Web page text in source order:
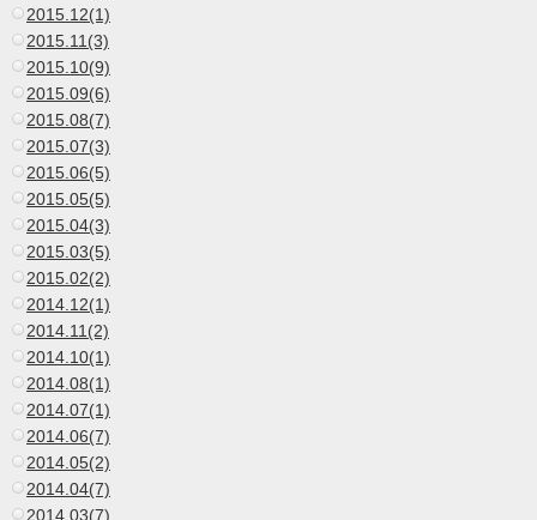
2015.12(1)
2015.11(3)
2015.10(9)
2015.09(6)
2015.08(7)
2015.07(3)
2015.06(5)
2015.05(5)
2015.04(3)
2015.03(5)
2015.02(2)
2014.12(1)
2014.11(2)
2014.10(1)
2014.08(1)
2014.07(1)
2014.06(7)
2014.05(2)
2014.04(7)
2014.03(7)